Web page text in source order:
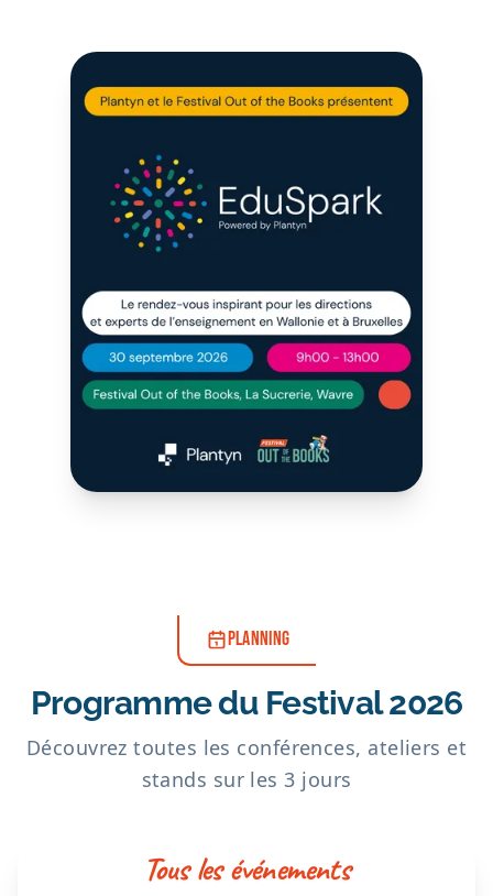
PLANNING
Programme du Festival 2026
Découvrez toutes les conférences, ateliers et
stands sur les 3 jours
Tous les événements